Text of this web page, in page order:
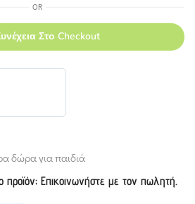
OR
Στο Checkout
δώρα για παιδιά
προϊόν; Επικοινωνήστε με τον πωλητή.